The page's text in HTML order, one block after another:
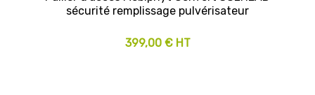
sécurité remplissage pulvérisateur
399,00 € HT